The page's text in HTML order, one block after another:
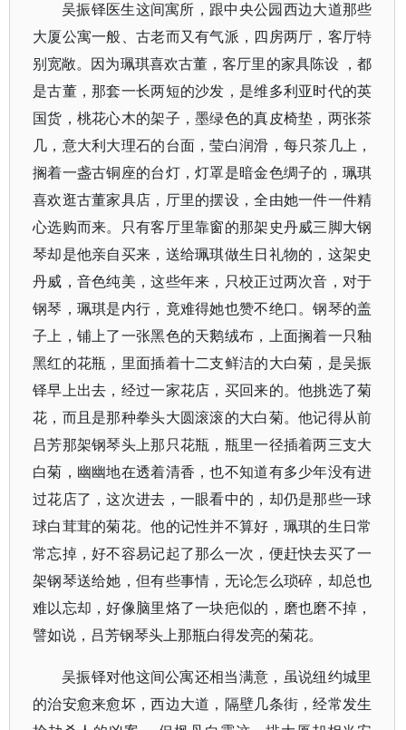
吴振铎医生这间寓所，跟中央公园西边大道那些
大厦公寓一般、古老而又有气派，四房两厅，客厅特
别宽敞。因为珮琪喜欢古董，客厅里的家具陈设 ，都
是古董，那套一长两短的沙发，是维多利亚时代的英
国货，桃花心木的架子，墨绿色的真皮椅垫，两张茶
几，意大利大理石的台面，莹白润滑，每只茶几上，
搁着一盏古铜座的台灯，灯罩是暗金色绸子的，珮琪
喜欢逛古董家具店，厅里的摆设，全由她一件一件精
心选购而来。只有客厅里靠窗的那架史丹威三脚大钢
琴却是他亲自买来，送给珮琪做生日礼物的，这架史
丹威，音色纯美，这些年来，只校正过两次音，对于
钢琴，珮琪是内行，竟难得她也赞不绝口。钢琴的盖
子上，铺上了一张黑色的天鹅绒布，上面搁着一只釉
黑红的花瓶，里面插着十二支鲜洁的大白菊，是吴振
铎早上出去，经过一家花店，买回来的。他挑选了菊
花，而且是那种拳头大圆滚滚的大白菊。他记得从前
吕芳那架钢琴头上那只花瓶，瓶里一径插着两三支大
白菊，幽幽地在透着清香，也不知道有多少年没有进
过花店了，这次进去，一眼看中的，却仍是那些一球
球白茸茸的菊花。他的记性并不算好，珮琪的生日常
常忘掉，好不容易记起了那么一次，便赶快去买了一
架钢琴送给她，但有些事情，无论怎么琐碎，却总也
难以忘却，好像脑里烙了一块疤似的，磨也磨不掉，
譬如说，吕芳钢琴头上那瓶白得发亮的菊花。
吴振铎对他这间公寓还相当满意，虽说纽约城里
的治安愈来愈坏，西边大道，隔壁几条街，经常发生